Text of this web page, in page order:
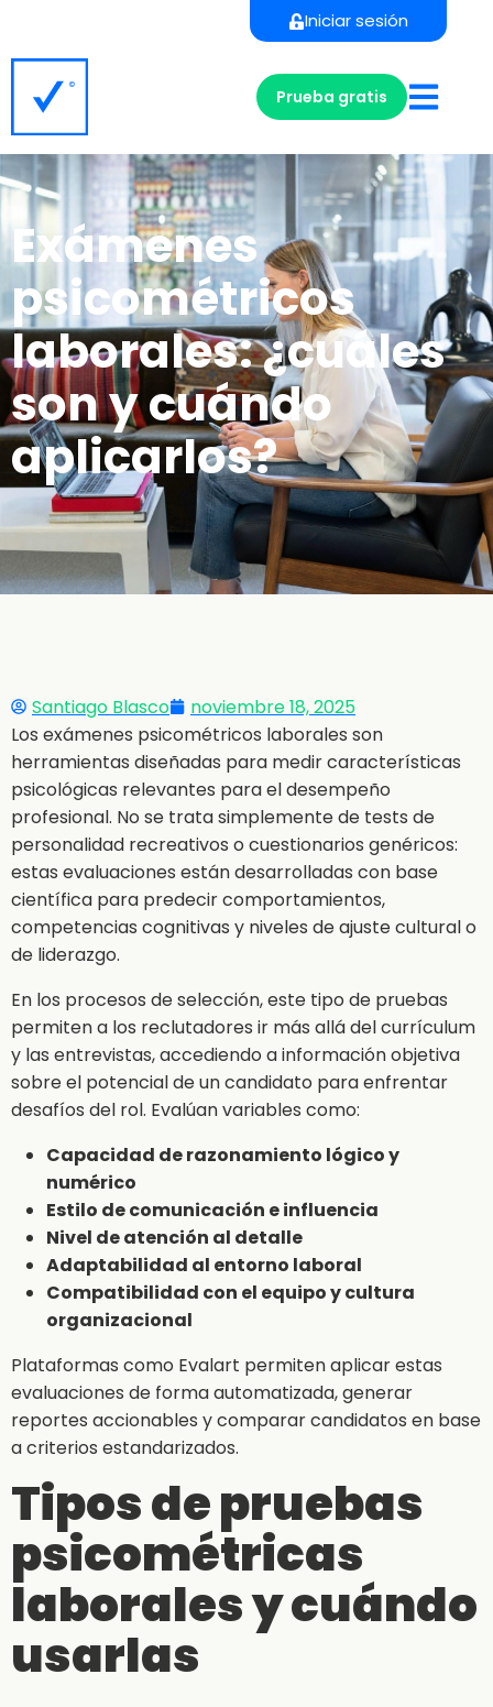
Iniciar sesión
Prueba gratis
Exámenes
psicométricos
laborales: ¿cuáles
son y cuándo
aplicarlos?
Santiago Blasco
noviembre 18, 2025
Los exámenes psicométricos laborales son
herramientas diseñadas para medir características
psicológicas relevantes para el desempeño
profesional. No se trata simplemente de tests de
personalidad recreativos o cuestionarios genéricos:
estas evaluaciones están desarrolladas con base
científica para predecir comportamientos,
competencias cognitivas y niveles de ajuste cultural o
de liderazgo.
En los procesos de selección, este tipo de pruebas
permiten a los reclutadores ir más allá del currículum
y las entrevistas, accediendo a información objetiva
sobre el potencial de un candidato para enfrentar
desafíos del rol. Evalúan variables como:
Capacidad de razonamiento lógico y
numérico
Estilo de comunicación e influencia
Nivel de atención al detalle
Adaptabilidad al entorno laboral
Compatibilidad con el equipo y cultura
organizacional
Plataformas como Evalart permiten aplicar estas
evaluaciones de forma automatizada, generar
reportes accionables y comparar candidatos en base
a criterios estandarizados.
Tipos de pruebas
psicométricas
laborales y cuándo
usarlas